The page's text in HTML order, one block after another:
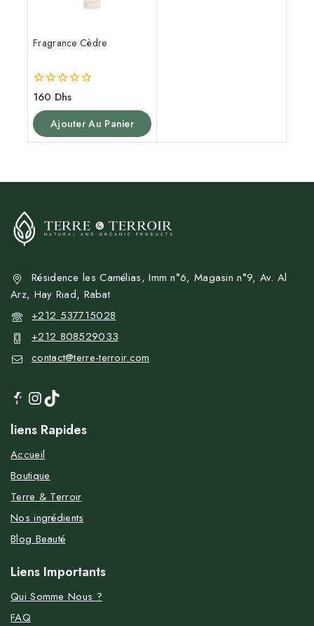
Fragrance Cèdre
0
5
160 Dhs
Ajouter Au Panier
Résidence les Camélias, Imm n°6, Magasin n°9, Av. Al
Arz, Hay Riad, Rabat
+212 537715028
+212 808529033
contact@terre-terroir.com
liens Rapides
Accueil
Boutique
Terre & Terroir
Nos ingrédients
Blog Beauté
Liens Importants
Qui Somme Nous ?
FAQ